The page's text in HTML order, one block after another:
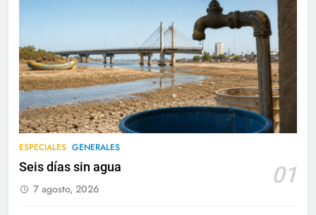
ESPECIALES GENERALES
Seis días sin agua 01
7 agosto, 2026